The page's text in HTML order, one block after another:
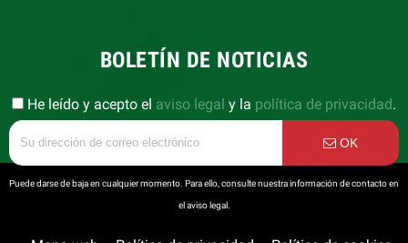
BOLETÍN DE NOTICIAS
He leído y acepto el aviso legal y la política de privacidad.
OK
Puede darse de baja en cualquier momento. Para ello, consulte nuestra información de contacto en
el aviso legal.